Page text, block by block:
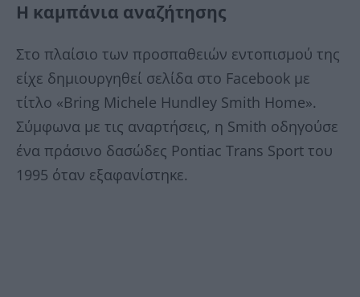
Η καμπάνια αναζήτησης
Στο πλαίσιο των προσπαθειών εντοπισμού της
είχε δημιουργηθεί σελίδα στο Facebook με
τίτλο «Bring Michele Hundley Smith Home».
Σύμφωνα με τις αναρτήσεις, η Smith οδηγούσε
ένα πράσινο δασώδες Pontiac Trans Sport του
1995 όταν εξαφανίστηκε.